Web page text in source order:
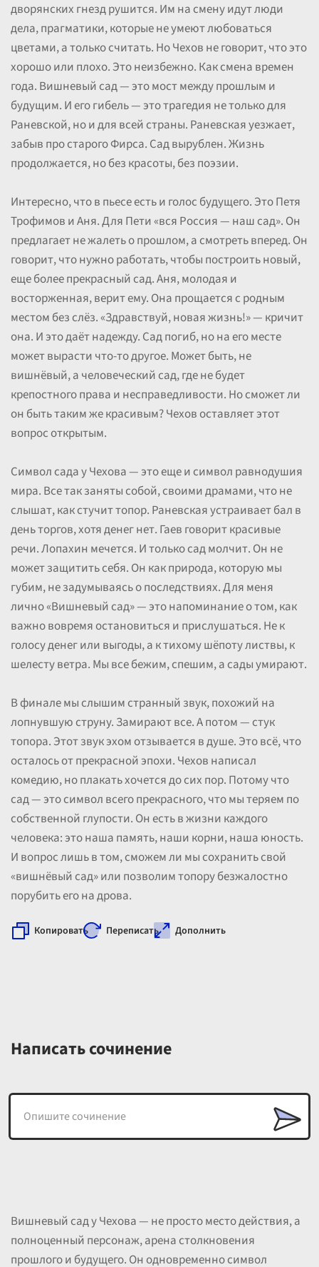
дворянских гнезд рушится. Им на смену идут люди
дела, прагматики, которые не умеют любоваться
цветами, а только считать. Но Чехов не говорит, что это
хорошо или плохо. Это неизбежно. Как смена времен
года. Вишневый сад — это мост между прошлым и
будущим. И его гибель — это трагедия не только для
Раневской, но и для всей страны. Раневская уезжает,
забыв про старого Фирса. Сад вырублен. Жизнь
продолжается, но без красоты, без поэзии.
Интересно, что в пьесе есть и голос будущего. Это Петя
Трофимов и Аня. Для Пети «вся Россия — наш сад». Он
предлагает не жалеть о прошлом, а смотреть вперед. Он
говорит, что нужно работать, чтобы построить новый,
еще более прекрасный сад. Аня, молодая и
восторженная, верит ему. Она прощается с родным
местом без слёз. «Здравствуй, новая жизнь!» — кричит
она. И это даёт надежду. Сад погиб, но на его месте
может вырасти что-то другое. Может быть, не
вишнёвый, а человеческий сад, где не будет
крепостного права и несправедливости. Но сможет ли
он быть таким же красивым? Чехов оставляет этот
вопрос открытым.
Символ сада у Чехова — это еще и символ равнодушия
мира. Все так заняты собой, своими драмами, что не
слышат, как стучит топор. Раневская устраивает бал в
день торгов, хотя денег нет. Гаев говорит красивые
речи. Лопахин мечется. И только сад молчит. Он не
может защитить себя. Он как природа, которую мы
губим, не задумываясь о последствиях. Для меня
лично «Вишневый сад» — это напоминание о том, как
важно вовремя остановиться и прислушаться. Не к
голосу денег или выгоды, а к тихому шёпоту листвы, к
шелесту ветра. Мы все бежим, спешим, а сады умирают.
В финале мы слышим странный звук, похожий на
лопнувшую струну. Замирают все. А потом — стук
топора. Этот звук эхом отзывается в душе. Это всё, что
осталось от прекрасной эпохи. Чехов написал
комедию, но плакать хочется до сих пор. Потому что
сад — это символ всего прекрасного, что мы теряем по
собственной глупости. Он есть в жизни каждого
человека: это наша память, наши корни, наша юность.
И вопрос лишь в том, сможем ли мы сохранить свой
«вишнёвый сад» или позволим топору безжалостно
порубить его на дрова.
Копировать Переписать Дополнить
Написать сочинение
Вишневый сад у Чехова — не просто место действия, а
полноценный персонаж, арена столкновения
прошлого и будущего. Он одновременно символ